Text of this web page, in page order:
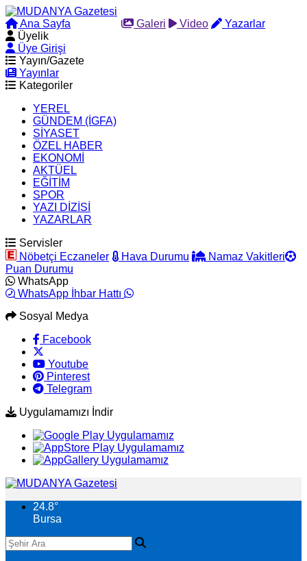
Ana Sayfa Galeri Video
Yazarlar
Üyelik
Üye Girişi
Yayın/Gazete
Yayınlar
Kategoriler
YEREL
GÜNDEM (İGFA)
SİYASET
ÖZEL HABER
EKONOMİ
AKTÜEL
EĞİTİM
SPOR
YAZI DİZİSİ
YAZARLAR
Servisler
Nöbetçi Eczaneler
Hava Durumu
Namaz Vakitleri
Puan Durumu
WhatsApp
WhatsApp İhbar Hattı
Sosyal Medya
Facebook
Youtube
Pinterest
Telegram
Uygulamamızı İndir
24.8°
Bursa